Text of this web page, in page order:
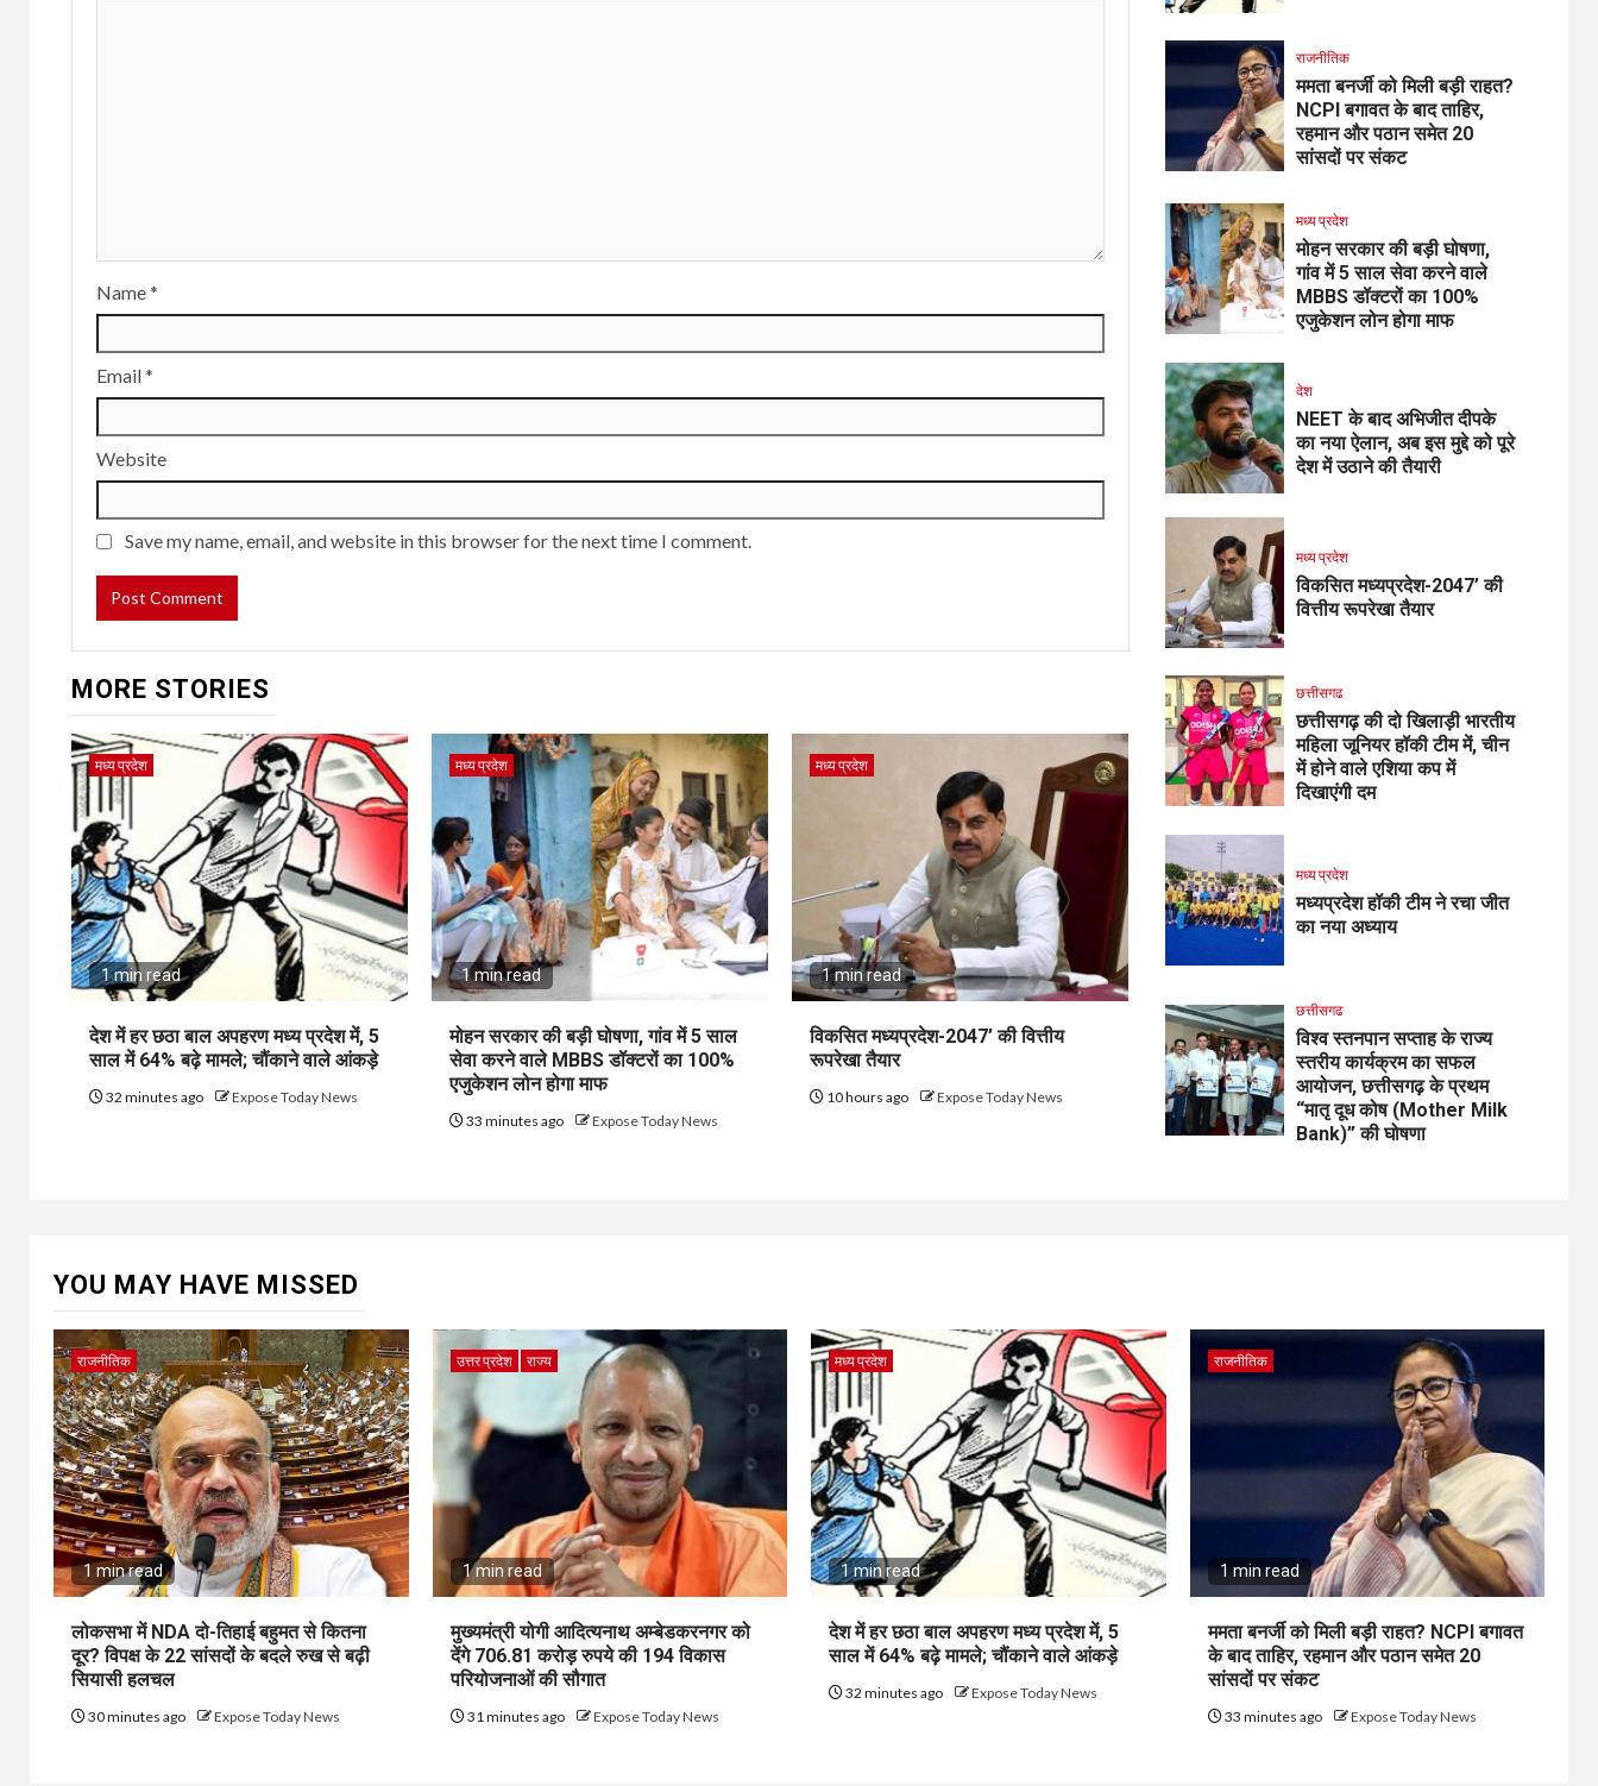
Name*
Email*
Website
Save my name, email, and website in this browser for the next time I comment.
MORE STORIES
मध्य प्रदेश
1 min read
देश में हर छठा बाल अपहरण मध्य प्रदेश में, 5
साल में 64% बढ़े मामले; चौंकाने वाले आंकड़े
32 minutes ago Expose Today News
मध्य प्रदेश
1 min read
मोहन सरकार की बड़ी घोषणा, गांव में 5 साल
सेवा करने वाले MBBS डॉक्टरों का 100%
एजुकेशन लोन होगा माफ
33 minutes ago Expose Today News
मध्य प्रदेश
1 min read
विकसित मध्यप्रदेश-2047’ की वित्तीय
रूपरेखा तैयार
10 hours ago Expose Today News
राजनीतिक
ममता बनर्जी को मिली बड़ी राहत?
NCPI बगावत के बाद ताहिर,
रहमान और पठान समेत 20
सांसदों पर संकट
मध्य प्रदेश
मोहन सरकार की बड़ी घोषणा,
गांव में 5 साल सेवा करने वाले
MBBS डॉक्टरों का 100%
एजुकेशन लोन होगा माफ
देश
NEET के बाद अभिजीत दीपके
का नया ऐलान, अब इस मुद्दे को पूरे
देश में उठाने की तैयारी
मध्य प्रदेश
विकसित मध्यप्रदेश-2047’ की
वित्तीय रूपरेखा तैयार
छत्तीसगढ
छत्तीसगढ़ की दो खिलाड़ी भारतीय
महिला जूनियर हॉकी टीम में, चीन
में होने वाले एशिया कप में
दिखाएंगी दम
मध्य प्रदेश
मध्यप्रदेश हॉकी टीम ने रचा जीत
का नया अध्याय
छत्तीसगढ
विश्व स्तनपान सप्ताह के राज्य
स्तरीय कार्यक्रम का सफल
आयोजन, छत्तीसगढ़ के प्रथम
“मातृ दूध कोष (Mother Milk
Bank)” की घोषणा
YOU MAY HAVE MISSED
राजनीतिक
1 min read
लोकसभा में NDA दो-तिहाई बहुमत से कितना
दूर? विपक्ष के 22 सांसदों के बदले रुख से बढ़ी
सियासी हलचल
30 minutes ago Expose Today News
उत्तर प्रदेश राज्य
1 min read
मुख्यमंत्री योगी आदित्यनाथ अम्बेडकरनगर को
देंगे 706.81 करोड़ रुपये की 194 विकास
परियोजनाओं की सौगात
31 minutes ago Expose Today News
मध्य प्रदेश
1 min read
देश में हर छठा बाल अपहरण मध्य प्रदेश में, 5
साल में 64% बढ़े मामले; चौंकाने वाले आंकड़े
32 minutes ago Expose Today News
राजनीतिक
1 min read
ममता बनर्जी को मिली बड़ी राहत? NCPI बगावत
के बाद ताहिर, रहमान और पठान समेत 20
सांसदों पर संकट
33 minutes ago Expose Today News